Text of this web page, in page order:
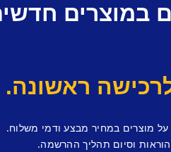
במוצרים
מוצרים במחיר מבצע ודמי משלוח.
וסיום תהליך ההרשמה.